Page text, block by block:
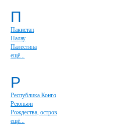
П
Пакистан
Палау
Палестина
ещё...
Р
Республика Конго
Реюньон
Рождества, остров
ещё...